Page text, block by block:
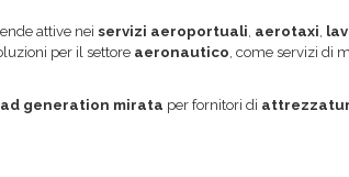
attive nei servizi aeroportuali aerotaxi
per il settore aeronautico , come servizi di
generation mirata per fornitori di